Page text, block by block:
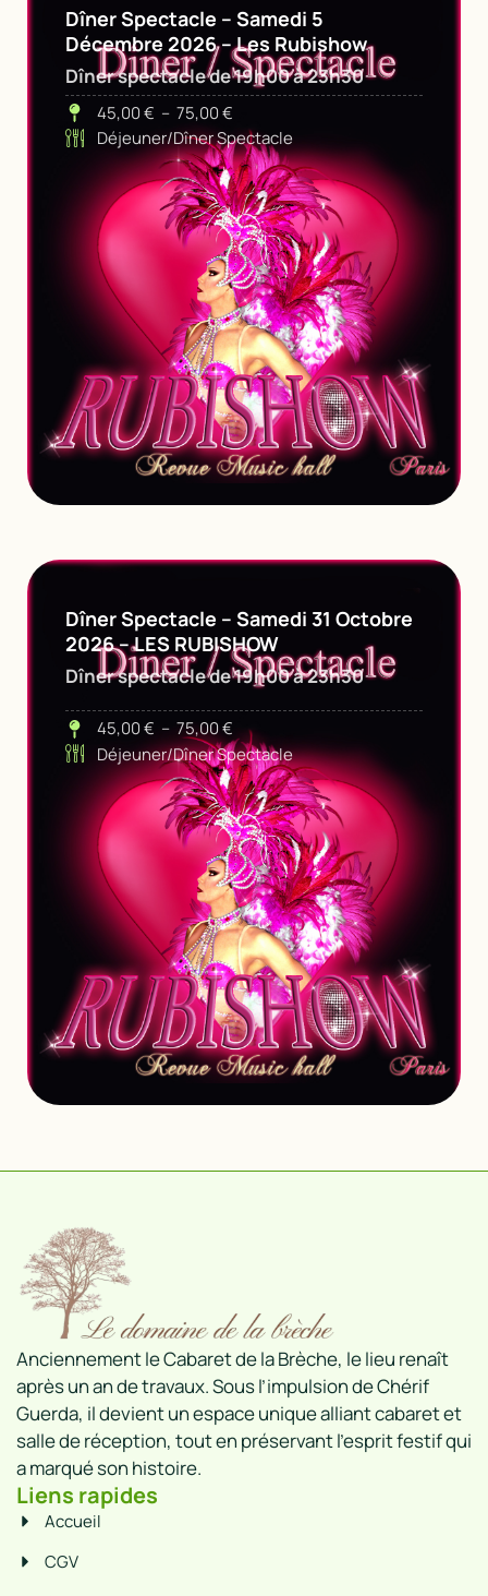
Dîner Spectacle – Samedi 5
Décembre 2026 – Les Rubishow
Dîner spectacle de 19h00 à 23h30
45,00€ – 75,00€
Déjeuner/Dîner Spectacle
Dîner Spectacle – Samedi 31 Octobre
2026 – LES RUBISHOW
Dîner spectacle de 19h00 à 23h30
45,00€ – 75,00€
Déjeuner/Dîner Spectacle
Anciennement le Cabaret de la Brèche, le lieu renaît
après un an de travaux. Sous l’impulsion de Chérif
Guerda, il devient un espace unique alliant cabaret et
salle de réception, tout en préservant l’esprit festif qui
a marqué son histoire.
Liens rapides
Accueil
CGV